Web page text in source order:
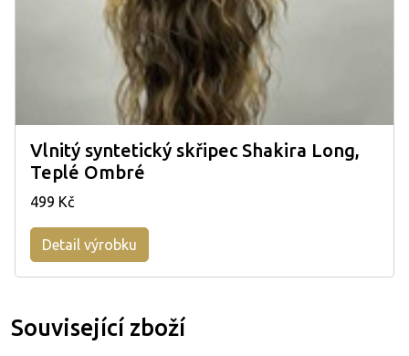
Vlnitý syntetický skřipec Shakira Long,
Teplé Ombré
499 Kč
Detail výrobku
Související zboží